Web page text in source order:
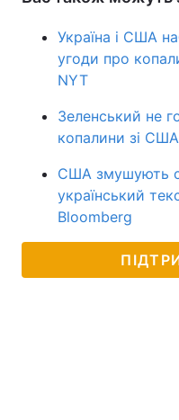
Україна і США
угоди про
NYT
Зеленський не
копалини зі
США змушують
український
Bloomberg